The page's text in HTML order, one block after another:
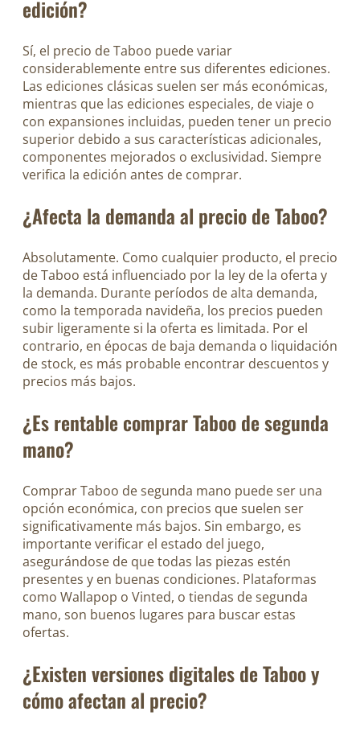
edición?
Sí, el precio de Taboo puede variar
considerablemente entre sus diferentes ediciones.
Las ediciones clásicas suelen ser más económicas,
mientras que las ediciones especiales, de viaje o
con expansiones incluidas, pueden tener un precio
superior debido a sus características adicionales,
componentes mejorados o exclusividad. Siempre
verifica la edición antes de comprar.
¿Afecta la demanda al precio de Taboo?
Absolutamente. Como cualquier producto, el precio
de Taboo está influenciado por la ley de la oferta y
la demanda. Durante períodos de alta demanda,
como la temporada navideña, los precios pueden
subir ligeramente si la oferta es limitada. Por el
contrario, en épocas de baja demanda o liquidación
de stock, es más probable encontrar descuentos y
precios más bajos.
¿Es rentable comprar Taboo de segunda
mano?
Comprar Taboo de segunda mano puede ser una
opción económica, con precios que suelen ser
significativamente más bajos. Sin embargo, es
importante verificar el estado del juego,
asegurándose de que todas las piezas estén
presentes y en buenas condiciones. Plataformas
como Wallapop o Vinted, o tiendas de segunda
mano, son buenos lugares para buscar estas
ofertas.
¿Existen versiones digitales de Taboo y
cómo afectan al precio?